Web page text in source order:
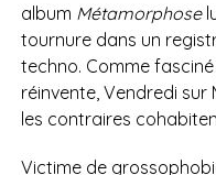
album Métamorphose
tournure dans un
techno. Comme
réinvente, Vendredi sur
les contraires
Victime de